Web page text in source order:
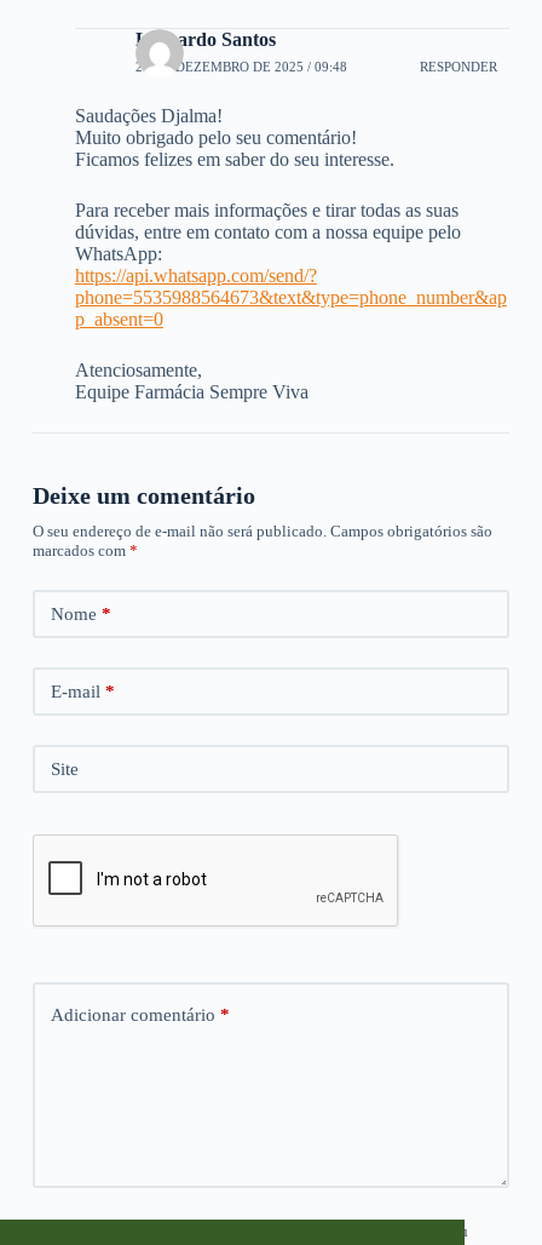
Leonardo Santos
26 DE DEZEMBRO DE 2025 / 09:48 RESPONDER
Saudações Djalma!
Muito obrigado pelo seu comentário!
Ficamos felizes em saber do seu interesse.
Para receber mais informações e tirar todas as suas
dúvidas, entre em contato com a nossa equipe pelo
WhatsApp:
https://api.whatsapp.com/send/?
phone=5535988564673&text&type=phone_number&ap
p_absent=0
Atenciosamente,
Equipe Farmácia Sempre Viva
Deixe um comentário
O seu endereço de e-mail não será publicado. Campos obrigatórios são
marcados com *
Nome *
E-mail *
Site
Adicionar comentário *
Salvar meus dados neste navegador para a próxima vez que eu